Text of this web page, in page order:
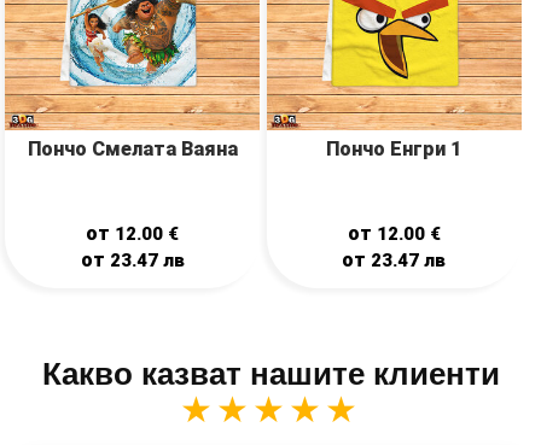
Пончо Смелата Ваяна
от 12.00 €
от 23.47 лв
Пончо Енгри 1
от 12.00 €
от 23.47лв
Какво казват нашите клиенти
★★★★★